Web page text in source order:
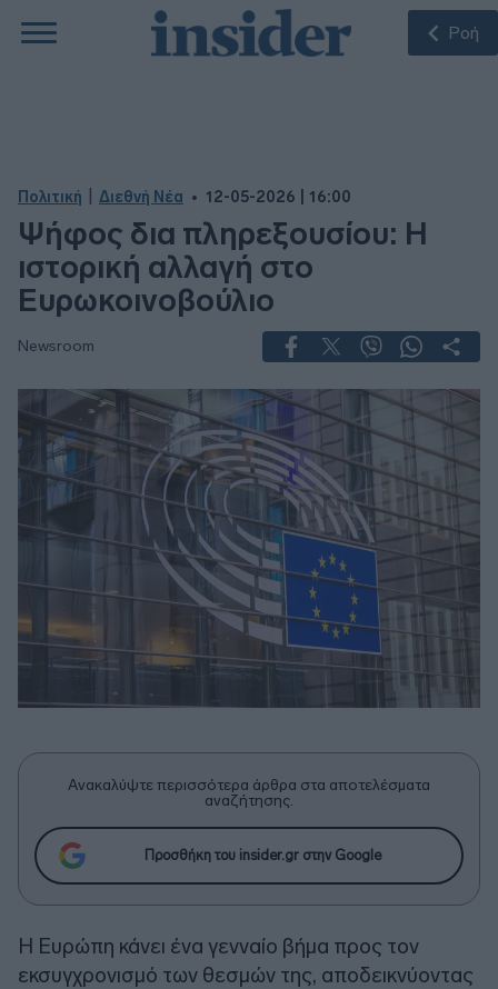
Ροή
Πολιτική Διεθνή Νέα 12-05-2026 | 16:00
Ψήφος δια πληρεξουσίου: Η
ιστορική αλλαγή στο
Ευρωκοινοβούλιο
Newsroom
Ανακαλύψτε περισσότερα άρθρα στα αποτελέσματα
αναζήτησης.
Προσθήκη του insider.gr στην Google
Η Ευρώπη κάνει ένα γενναίο βήμα προς τον
εκσυγχρονισμό των θεσμών της, αποδεικνύοντας